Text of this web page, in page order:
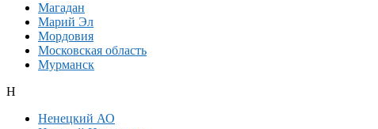
Магадан
Марий Эл
Мордовия
Московская область
Мурманск
Н
Ненецкий АО